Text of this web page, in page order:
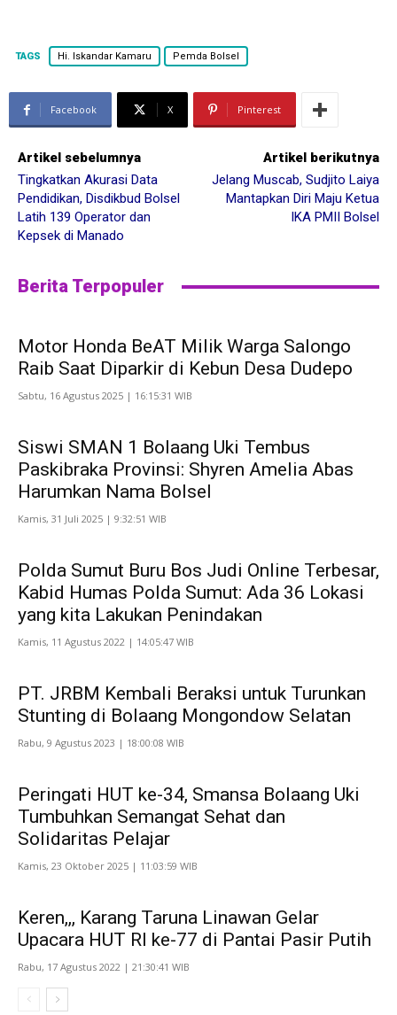
TAGS Hi. Iskandar Kamaru Pemda Bolsel
Facebook X Pinterest
Artikel sebelumnya
Tingkatkan Akurasi Data
Pendidikan, Disdikbud Bolsel
Latih 139 Operator dan
Kepsek di Manado
Artikel berikutnya
Jelang Muscab, Sudjito Laiya
Mantapkan Diri Maju Ketua
IKA PMII Bolsel
Berita Terpopuler
Motor Honda BeAT Milik Warga Salongo
Raib Saat Diparkir di Kebun Desa Dudepo
Sabtu, 16 Agustus 2025 | 16:15:31 WIB
Siswi SMAN 1 Bolaang Uki Tembus
Paskibraka Provinsi: Shyren Amelia Abas
Harumkan Nama Bolsel
Kamis, 31 Juli 2025 | 9:32:51 WIB
Polda Sumut Buru Bos Judi Online Terbesar,
Kabid Humas Polda Sumut: Ada 36 Lokasi
yang kita Lakukan Penindakan
Kamis, 11 Agustus 2022 | 14:05:47 WIB
PT. JRBM Kembali Beraksi untuk Turunkan
Stunting di Bolaang Mongondow Selatan
Rabu, 9 Agustus 2023 | 18:00:08 WIB
Peringati HUT ke-34, Smansa Bolaang Uki
Tumbuhkan Semangat Sehat dan
Solidaritas Pelajar
Kamis, 23 Oktober 2025 | 11:03:59 WIB
Keren,,, Karang Taruna Linawan Gelar
Upacara HUT RI ke-77 di Pantai Pasir Putih
Rabu, 17 Agustus 2022 | 21:30:41 WIB